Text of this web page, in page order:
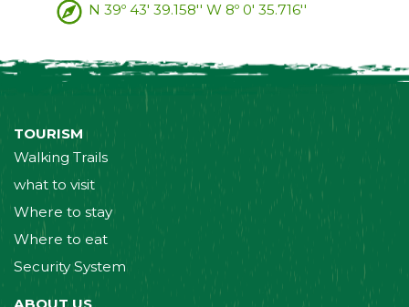
N 39º 43' 39.158'' W 8º 0' 35.716''
TOURISM
Walking Trails
what to visit
Where to stay
Where to eat
Security System